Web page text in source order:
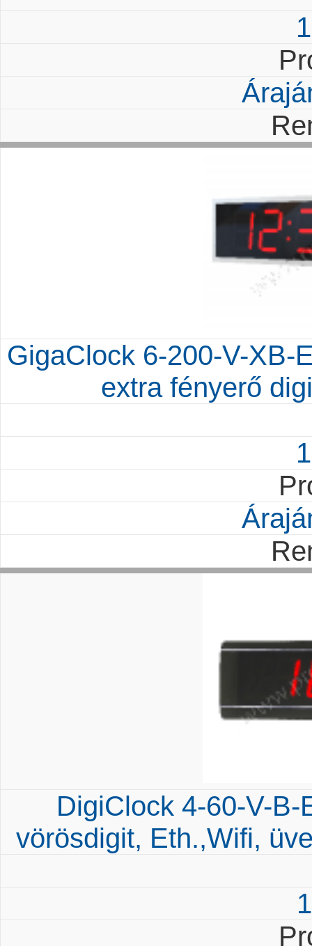
GigaClock 6-200-V-XB-
extra fényerő
DigiClock 4-60-V-
vörösdigit, Eth.,Wifi,